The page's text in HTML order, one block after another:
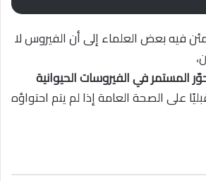
فيه بعض العلماء إلى أن الفيروس لا
المستمر في الفيروسات الحيوانية
على الصحة العامة إذا لم يتم احتواؤه